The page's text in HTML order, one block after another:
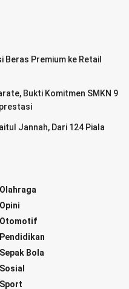
Beras Premium ke Retail
Bukti Komitmen SMKN 9
Jannah, Dari 124 Piala
Olahraga
Opini
Otomotif
Pendidikan
Sepak Bola
Sosial
Sport